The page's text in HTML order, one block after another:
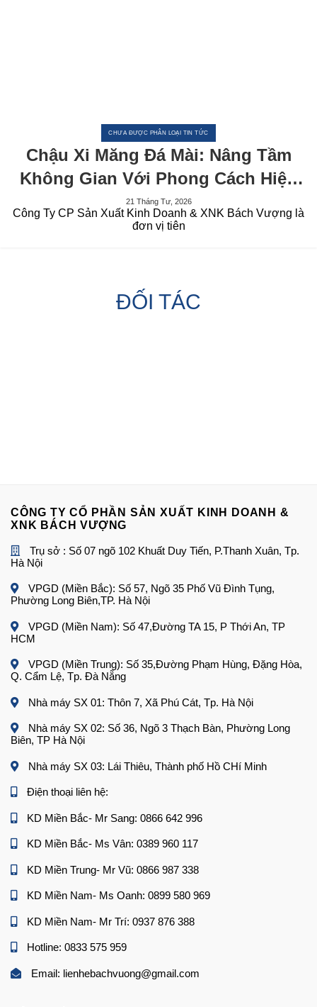
CHƯA ĐƯỢC PHÂN LOẠI TIN TỨC
Chậu Xi Măng Đá Mài: Nâng Tầm
Không Gian Với Phong Cách Hiện
Đại
21 Tháng Tư, 2026
Công Ty CP Sản Xuất Kinh Doanh & XNK Bách Vượng là
đơn vị tiên
ĐỐI TÁC
CÔNG TY CỔ PHẦN SẢN XUẤT KINH DOANH &
XNK BÁCH VƯỢNG
Trụ sở : Số 07 ngõ 102 Khuất Duy Tiến, P.Thanh Xuân, Tp.
Hà Nội
VPGD (Miền Bắc): Số 57, Ngõ 35 Phố Vũ Đình Tụng,
Phường Long Biên,TP. Hà Nội
VPGD (Miền Nam): Số 47,Đường TA 15, P Thới An, TP
HCM
VPGD (Miền Trung): Số 35,Đường Phạm Hùng, Đặng Hòa,
Q. Cẩm Lệ, Tp. Đà Nẵng
Nhà máy SX 01: Thôn 7, Xã Phú Cát, Tp. Hà Nội
Nhà máy SX 02: Số 36, Ngõ 3 Thạch Bàn, Phường Long
Biên, TP Hà Nội
Nhà máy SX 03: Lái Thiêu, Thành phố Hồ CHí Minh
Điện thoại liên hệ:
KD Miền Bắc- Mr Sang: 0866 642 996
KD Miền Bắc- Ms Vân: 0389 960 117
KD Miền Trung- Mr Vũ: 0866 987 338
KD Miền Nam- Ms Oanh: 0899 580 969
KD Miền Nam- Mr Trí: 0937 876 388
Hotline: 0833 575 959
Email: lienhebachvuong@gmail.com